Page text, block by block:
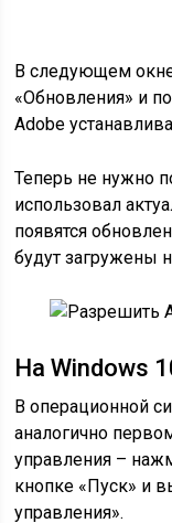
В следующем
«Обновления» и
Adobe
Теперь не нужно
использовал
появятся
будут загружены
На Windows
В операционной
аналогично
управления –
кнопке «Пуск» и
управления».